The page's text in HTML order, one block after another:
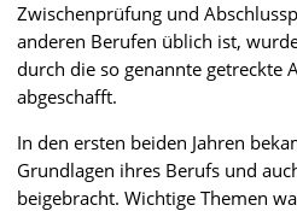
Zwischenprüfung und
anderen Berufen üblich ist,
durch die so genannte getreckte
abgeschafft.
In den ersten beiden Jahren
Grundlagen ihres Berufs und
beigebracht. Wichtige Themen